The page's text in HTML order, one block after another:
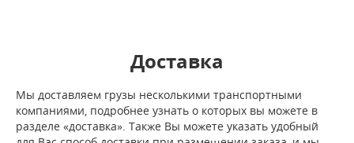
Доставка
Мы доставляем грузы несколькими транспортными
компаниями, подробнее узнать о которых вы можете в
разделе «доставка». Также Вы можете указать удобный